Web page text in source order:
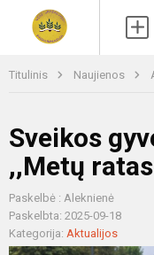
Titulinis Naujienos
Sveikos
,,Metų
Paskelbė : Aleknienė
Paskelbta: 2025-09-18
Kategorija: Aktualijos